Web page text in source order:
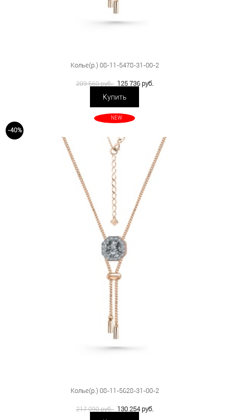
Колье(р.) 08-11-5478-31-00-2
209 560 руб. 125 736 руб.
Купить
-40%
NEW
Колье(р.) 08-11-5628-31-00-2
217 090 руб. 130 254 руб.